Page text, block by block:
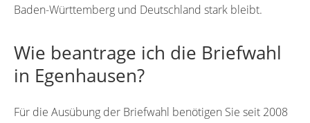
Baden-Württemberg und Deutschland stark bleibt.
Wie beantrage ich die Briefwahl
in Egenhausen?
Für die Ausübung der Briefwahl benötigen Sie seit 2008